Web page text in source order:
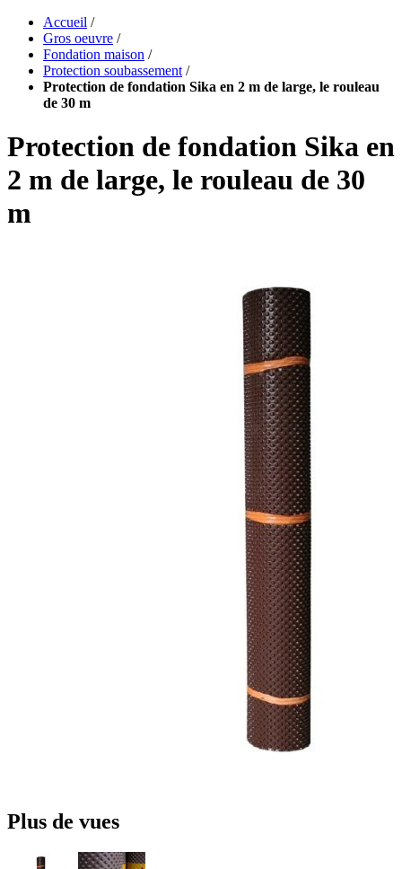
Accueil /
Gros oeuvre /
Fondation maison /
Protection soubassement /
Protection de fondation Sika en 2 m de large, le rouleau
de 30 m
Protection de fondation Sika en
2 m de large, le rouleau de 30
m
Plus de vues